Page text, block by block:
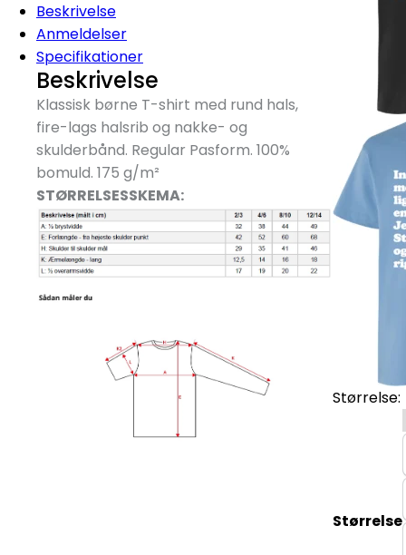
Beskrivelse
Anmeldelser
Specifikationer
Beskrivelse
Klassisk børne T-shirt med rund hals,
fire-lags halsrib og nakke- og
skulderbånd. Regular Pasform. 100%
bomuld. 175 g/m²
STØRRELSESSKEMA:
Størrelse:
Størrelse